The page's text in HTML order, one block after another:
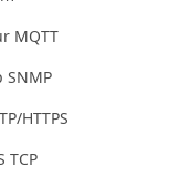
MQTT
SNMP
HTTPS
TCP